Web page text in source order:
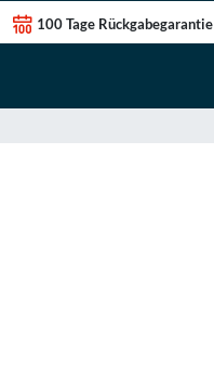
100 Tage Rückgabegarantie